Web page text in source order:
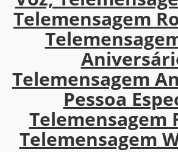
Telemensagem
Telemensagem
Pessoa
Telemensagem
Telemensagem